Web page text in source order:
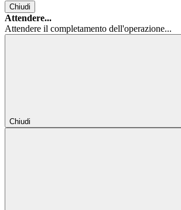
Chiudi
Attendere...
Attendere il completamento dell'operazione...
Chiudi